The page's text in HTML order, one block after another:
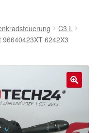
C3 I.
6242X3